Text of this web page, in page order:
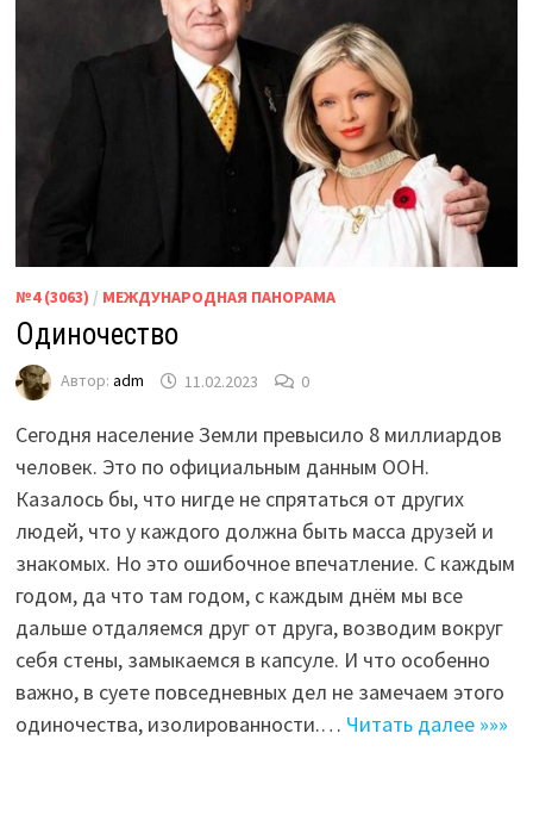
№4 (3063) / МЕЖДУНАРОДНАЯ ПАНОРАМА
Одиночество
Автор: adm 11.02.2023 0
Сегодня население Земли превысило 8 миллиардов
человек. Это по официальным данным ООН.
Казалось бы, что нигде не спрятаться от других
людей, что у каждого должна быть масса друзей и
знакомых. Но это ошибочное впечатление. С каждым
годом, да что там годом, с каждым днём мы все
дальше отдаляемся друг от друга, возводим вокруг
себя стены, замыкаемся в капсуле. И что особенно
важно, в суете повседневных дел не замечаем этого
одиночества, изолированности.… Читать далее »»»